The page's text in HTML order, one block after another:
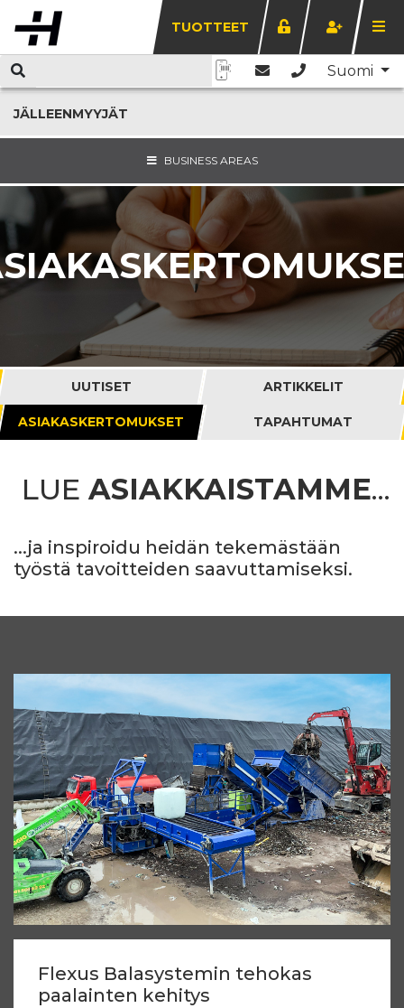
TUOTTEET
Suomi
JÄLLEENMYYJÄT
BUSINESS AREAS
UUTISET ARTIKKELIT
ASIAKASKERTOMUKSET TAPAHTUMAT
LUE ASIAKKAISTAMME...
...ja inspiroidu heidän tekemästään
työstä tavoitteiden saavuttamiseksi.
Flexus Balasystemin tehokas
paalainten kehitys